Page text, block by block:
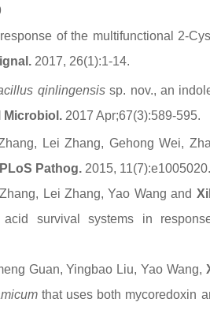
of the multifunctional 2-
2017, 26(1):1-14.
qinlingensissp. nov., an
Microbiol. 2017 Apr;67(3):589-595.
Lei Zhang, Gehong Wei,
PLoS Pathog. 2015, 11(7):e1005020.
Lei Zhang, Yao Wang and
acid survival systems in
Guan, Yingbao Liu, Yao Wang,
that uses both mycoredoxin